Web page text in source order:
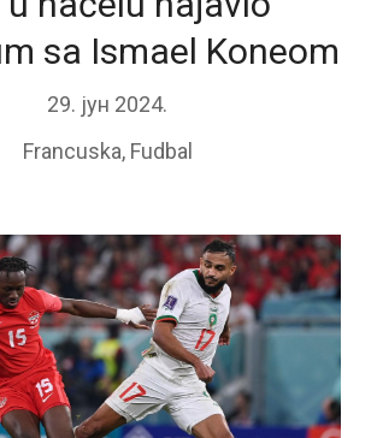
sa Ismael Koneom
29. јун 2024.
Francuska, Fudbal